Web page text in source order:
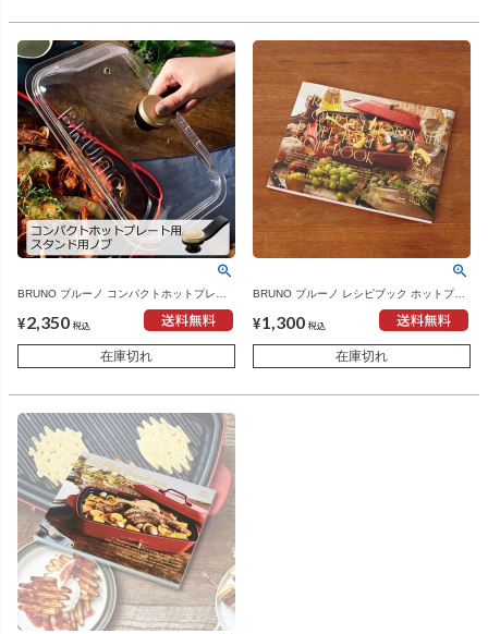
BRUNO ブルーノ コンパクトホットプレー
プレート
¥2,350 税込
在庫切れ
BRUNO ブルーノ レシピブック ホットプレ
家電・ホットプレート
¥1,300 税込
在庫切れ